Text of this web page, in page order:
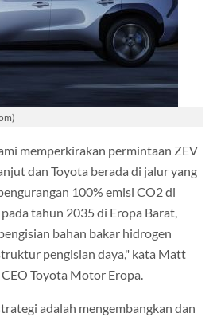
memperkirakan permintaan ZEV
dan Toyota berada di jalur yang
100% emisi CO2 di
tahun 2035 di Eropa Barat,
bahan bakar hidrogen
pengisian daya," kata Matt
Toyota Motor Eropa.
adalah mengembangkan dan